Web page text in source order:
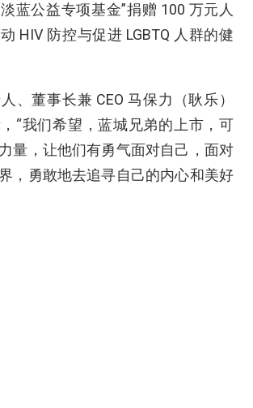
蓝公益专项基金”捐赠 100 万元人
HIV 防控与促进 LGBTQ 人群的健
、董事长兼 CEO 马保力（耿乐）
“我们希望，蓝城兄弟的上市，可
量，让他们有勇气面对自己，面对
，勇敢地去追寻自己的内心和美好